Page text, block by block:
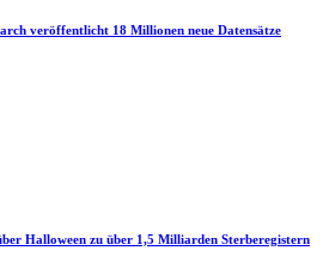
veröffentlicht 18 Millionen neue Datensätze
Halloween zu über 1,5 Milliarden Sterberegistern